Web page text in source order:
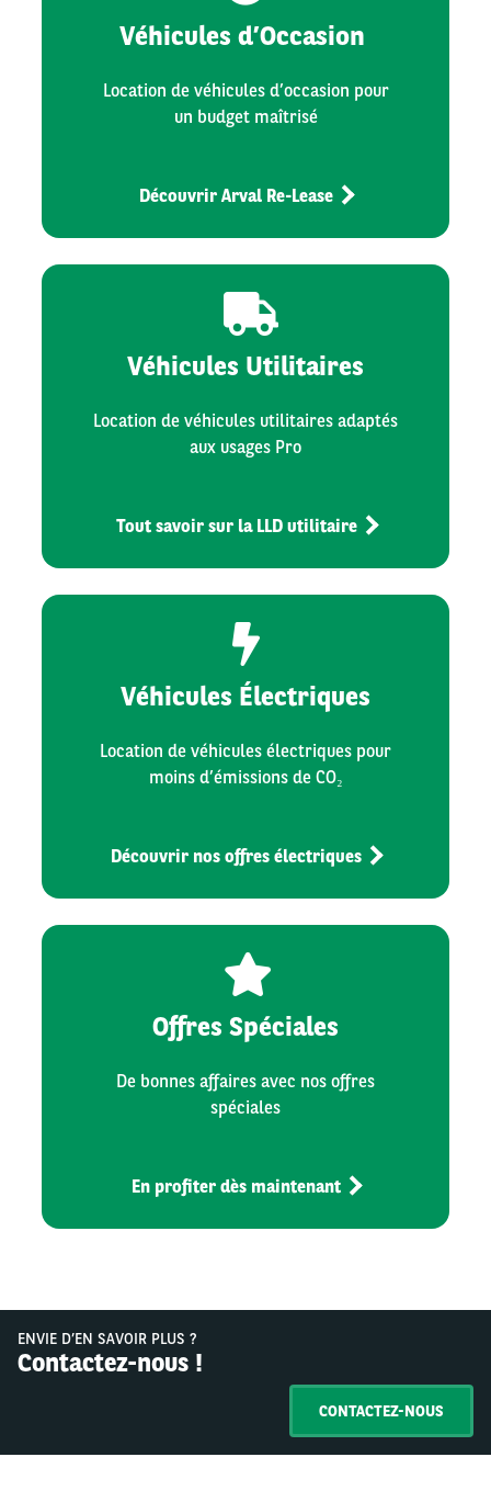
Véhicules d’Occasion
Location de véhicules d’occasion pour
un budget maîtrisé
Découvrir Arval Re-Lease
Véhicules Utilitaires
Location de véhicules utilitaires adaptés
aux usages Pro
Tout savoir sur la LLD utilitaire
Véhicules Électriques
Location de véhicules électriques pour
moins d’émissions de CO₂
Découvrir nos offres électriques
Offres Spéciales
De bonnes affaires avec nos offres
spéciales
En profiter dès maintenant
ENVIE D’EN SAVOIR PLUS ?
Contactez-nous !
CONTACTEZ-NOUS